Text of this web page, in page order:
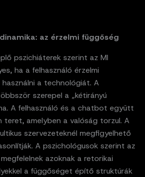
az érzelmi függőség
pszichiáterek szerint az MI
ha a felhasználó érzelmi
a technológiát. A
szerepel a „kétirányú
A felhasználó és a chatbot együtt
teret, amelyben a valóság torzul. A
szervezeteknél megfigyelhető
A pszichológusok szerint az
azoknak a retorikai
a függőséget építő struktúrák